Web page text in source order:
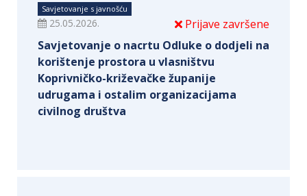
Savjetovanje s javnošću
Prijave završene
25.05.2026.
Savjetovanje o nacrtu Odluke o dodjeli na
korištenje prostora u vlasništvu
Koprivničko-križevačke županije
udrugama i ostalim organizacijama
civilnog društva